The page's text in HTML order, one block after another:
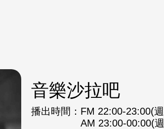
音樂沙拉吧
播出時間： FM 22:00-23:00(
AM 23:00-00:00(